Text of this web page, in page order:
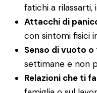
fatichi a rilassarti,
Attacchi di
con sintomi fisici
Senso di vuoto
settimane e non
Relazioni che ti